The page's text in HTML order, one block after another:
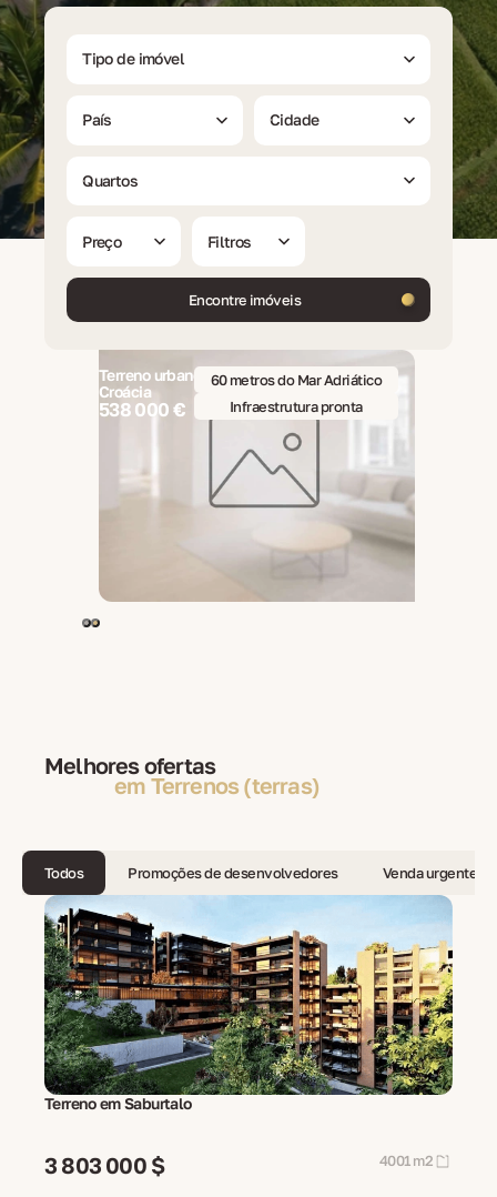
Terreno urbano 1076 m2, Brela,
Croácia
538 000 €
60 metros do Mar Adriático
Infraestrutura pronta
Tipo de imóvel
País Cidade
Quartos
Preço Filtros
Encontre imóveis
Melhores ofertas
em Terrenos (terras)
Todos Promoções de desenvolvedores Venda urgente
Terreno em Saburtalo
3 803 000 $ 4001 m2